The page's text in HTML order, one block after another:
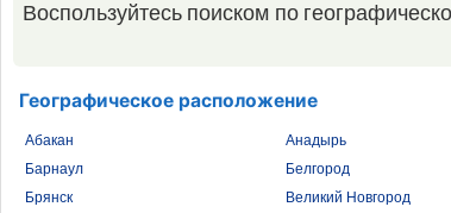
Воспользуйтесь поиском по
Географическое расположение
Абакан Анадырь
Барнаул
Белгород
Брянск
Великий Новгород